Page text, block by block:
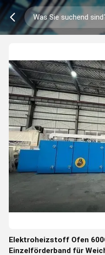
Elektroheizstoff Ofen
Einzelförderband für